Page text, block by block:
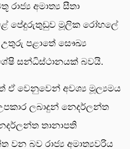
අමාත්‍ය සීතා
පේදුරුතුඩුව මූලික රෝහලේ
පළාතේ සෞඛ්‍ය
සන්ධිස්ථානයක් බවයි.
ඒ වෙනුවෙන් අවශ්‍ය මූල්‍යමය
ලබාදුන් නෙදර්ලන්ත
තානාපති
වන බව රාජ්‍ය අමාත්‍යවරිය